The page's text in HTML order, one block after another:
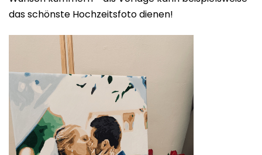
das schönste Hochzeitsfoto dienen!